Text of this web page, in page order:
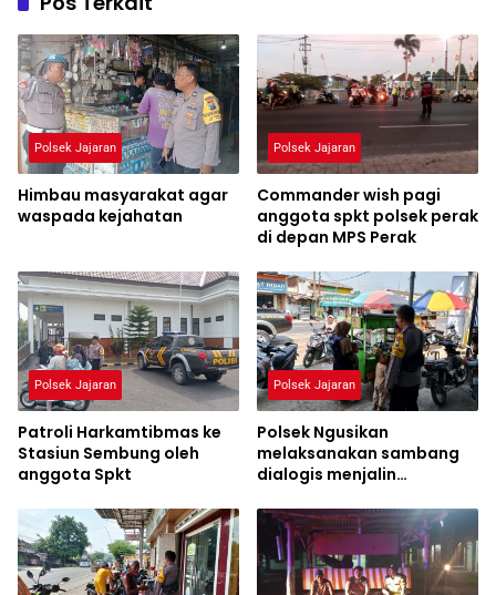
Polsek Jajaran
Himbau masyarakat agar
waspada kejahatan
Polsek Jajaran
Commander wish pagi
anggota spkt polsek perak
di depan MPS Perak
Polsek Jajaran
Patroli Harkamtibmas ke
Stasiun Sembung oleh
anggota Spkt
Polsek Jajaran
Polsek Ngusikan
melaksanakan sambang
dialogis menjalin
dengan warga